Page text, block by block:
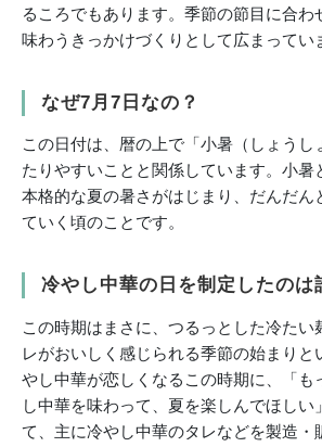
るころでもあります。季節の節目に合わ
味わうきっかけづくりとして広まってい
なぜ7月7日なの？
この日付は、暦の上で「小暑（しょうし
たりやすいことと関係しています。小暑
本格的な夏の暑さがはじまり、だんだん
ていく頃のことです。
冷やし中華の日を制定したのは
この時期はまさに、つるっとした冷たい
レがおいしく感じられる季節の始まりと
やし中華が恋しくなるこの時期に、「も
し中華を味わって、夏を楽しんでほしい
て、主に冷やし中華のタレなどを製造・